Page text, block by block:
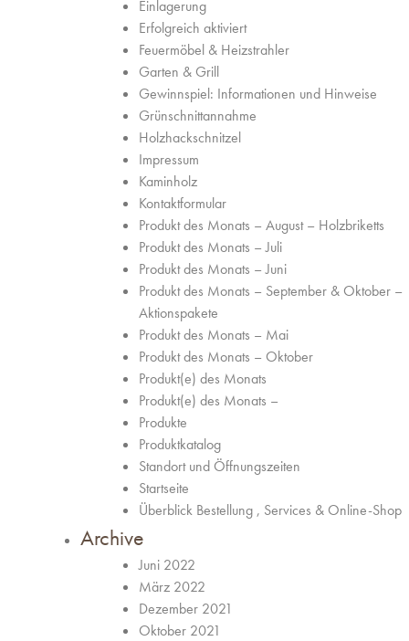
Einlagerung
Erfolgreich aktiviert
Feuermöbel & Heizstrahler
Garten & Grill
Gewinnspiel: Informationen und Hinweise
Grünschnittannahme
Holzhackschnitzel
Impressum
Kaminholz
Kontaktformular
Produkt des Monats – August – Holzbriketts
Produkt des Monats – Juli
Produkt des Monats – Juni
Produkt des Monats – September & Oktober –
Aktionspakete
Produkt des Monats – Mai
Produkt des Monats – Oktober
Produkt(e) des Monats
Produkt(e) des Monats –
Produkte
Produktkatalog
Standort und Öffnungszeiten
Startseite
Überblick Bestellung , Services & Online-Shop
Archive
Juni 2022
März 2022
Dezember 2021
Oktober 2021